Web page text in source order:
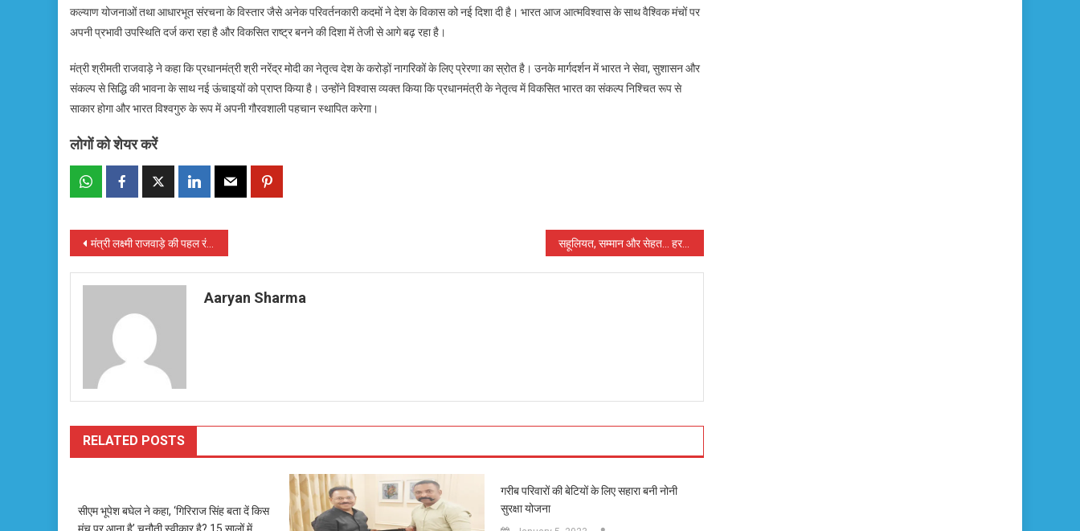
लक्ष्मी
राजवाड़े
की
कल्याण योजनाओं तथा आधारभूत संरचना के विस्तार जैसे अनेक परिवर्तनकारी कदमों ने देश के विकास को नई दिशा दी है। भारत आज आत्मविश्वास के साथ वैश्विक मंचों पर
अपनी प्रभावी उपस्थिति दर्ज करा रहा है और विकसित राष्ट्र बनने की दिशा में तेजी से आगे बढ़ रहा है।
मंत्री श्रीमती राजवाड़े ने कहा कि प्रधानमंत्री श्री नरेंद्र मोदी का नेतृत्व देश के करोड़ों नागरिकों के लिए प्रेरणा का स्रोत है। उनके मार्गदर्शन में भारत ने सेवा, सुशासन और
संकल्प से सिद्धि की भावना के साथ नई ऊंचाइयों को प्राप्त किया है। उन्होंने विश्वास व्यक्त किया कि प्रधानमंत्री के नेतृत्व में विकसित भारत का संकल्प निश्चित रूप से
साकार होगा और भारत विश्वगुरु के रूप में अपनी गौरवशाली पहचान स्थापित करेगा।
लोगों को शेयर करें
Post
navigation
मंत्री लक्ष्मी राजवाड़े की पहल रंग लाई, कुर्रीडीह जलाशय के जीर्णाेद्धार हेतु 4.73 करोड़ रुपए स्वीकृत सहूलियत, सम्मान और सेहत… हर घर नल से बदली जिंदगी : उप मुख्यमंत्री अरुण साव जल जीवन मिशन का काम देखने कमली के पहुंचे गांव
Aaryan Sharma
RELATED POSTS
सीएम भूपेश बघेल ने कहा, ‘गिरिराज सिंह बता दें किस
मंच पर आना है’ चुनौती स्वीकार है? 15 सालों में
गरीब परिवारों की बेटियों के लिए सहारा बनी नोनी
सुरक्षा योजना